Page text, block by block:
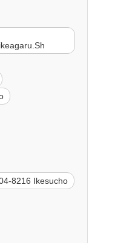
8216 Ikesucho